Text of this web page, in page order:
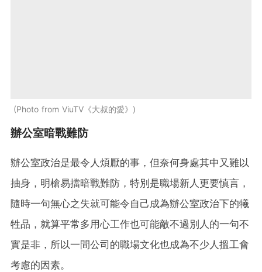
Photo from ViuTV《大叔的愛》
辦公室暗戰難防
辦公室政治是最令人煩厭的事，但奈何身處其中又難以
抽身，明槍易擋暗戰難防，特別是職場新人更要慎言，
隨時一句無心之失就可能令自己成為辦公室政治下的犧
牲品，就算平常多用心工作也可能敵不過別人的一句不
實是非，所以一間公司的職場文化也成為不少人搵工會
考慮的因素。